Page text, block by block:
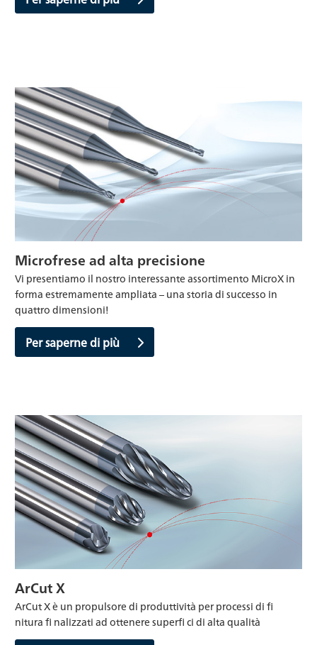
Microfrese ad alta precisione
Vi presentiamo il nostro interessante assortimento MicroX in
forma estremamente ampliata – una storia di successo in
quattro dimensioni!
Per saperne di più
ArCut X
ArCut X è un propulsore di produttività per processi di fi
nitura fi nalizzati ad ottenere superfi ci di alta qualità